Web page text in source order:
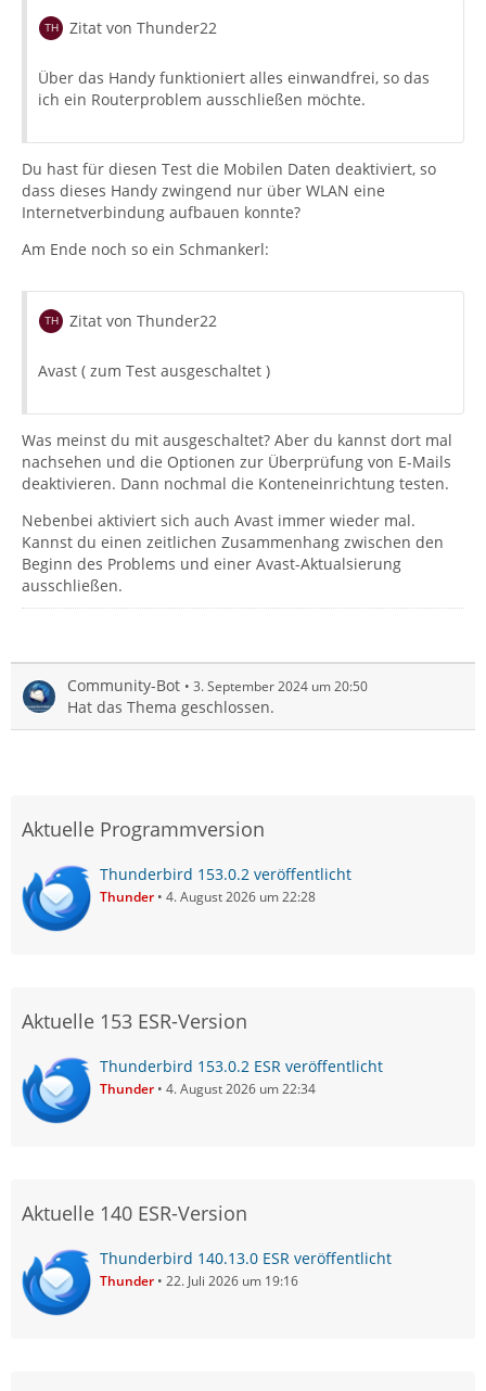
Zitat von Thunder22
Über das Handy funktioniert alles einwandfrei, so das
ich ein Routerproblem ausschließen möchte.
Du hast für diesen Test die Mobilen Daten deaktiviert, so
dass dieses Handy zwingend nur über WLAN eine
Internetverbindung aufbauen konnte?
Am Ende noch so ein Schmankerl:
Zitat von Thunder22
Avast ( zum Test ausgeschaltet )
Was meinst du mit ausgeschaltet? Aber du kannst dort mal
nachsehen und die Optionen zur Überprüfung von E-Mails
deaktivieren. Dann nochmal die Konteneinrichtung testen.
Nebenbei aktiviert sich auch Avast immer wieder mal.
Kannst du einen zeitlichen Zusammenhang zwischen den
Beginn des Problems und einer Avast-Aktualsierung
ausschließen.
Community-Bot 3. September 2024 um 20:50
Hat das Thema geschlossen.
Aktuelle Programmversion
Thunderbird 153.0.2 veröffentlicht
Thunder 4. August 2026 um 22:28
Aktuelle 153 ESR-Version
Thunderbird 153.0.2 ESR veröffentlicht
Thunder 4. August 2026 um 22:34
Aktuelle 140 ESR-Version
Thunderbird 140.13.0 ESR veröffentlicht
Thunder 22. Juli 2026 um 19:16